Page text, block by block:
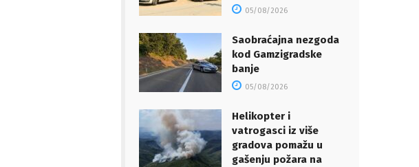
05/08/2026
Saobraćajna nezgoda
kod Gamzigradske
banje
05/08/2026
Helikopter i
vatrogasci iz više
gradova pomažu u
gašenju požara na